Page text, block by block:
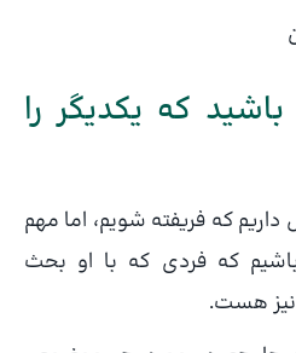
که یکدیگر را
که فریفته شویم، اما مهم
که فردی که با او بحث
هست.